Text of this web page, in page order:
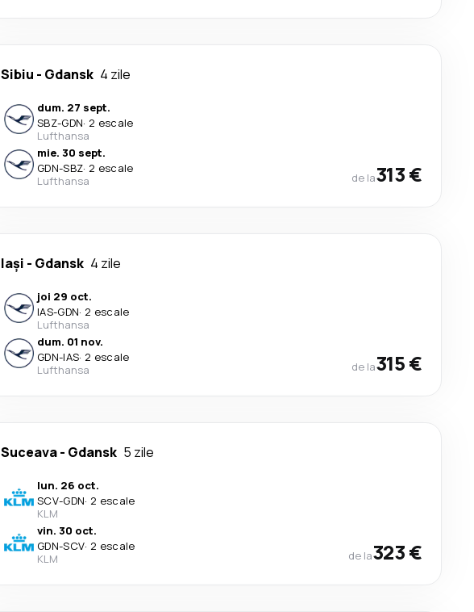
Sibiu - Gdansk 4 zile
dum. 27 sept.
SBZ-GDN· 2 escale
Lufthansa
mie. 30 sept.
GDN-SBZ· 2 escale
Lufthansa
de la313 €
Iași - Gdansk 4 zile
joi 29 oct.
IAS-GDN· 2 escale
Lufthansa
dum. 01 nov.
GDN-IAS· 2 escale
Lufthansa
de la315 €
Suceava- Gdansk 5 zile
lun. 26 oct.
SCV-GDN· 2 escale
KLM
vin. 30 oct.
GDN-SCV· 2 escale
KLM
de la323 €